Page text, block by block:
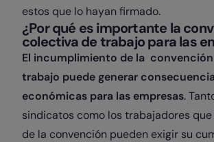
estos que lo hayan firmado.
¿Por qué es importante la
colectiva de trabajo para las
El incumplimiento de la
trabajo puede generar
económicas para las empresas.
sindicatos como los trabajadores
de la convención pueden exigir su